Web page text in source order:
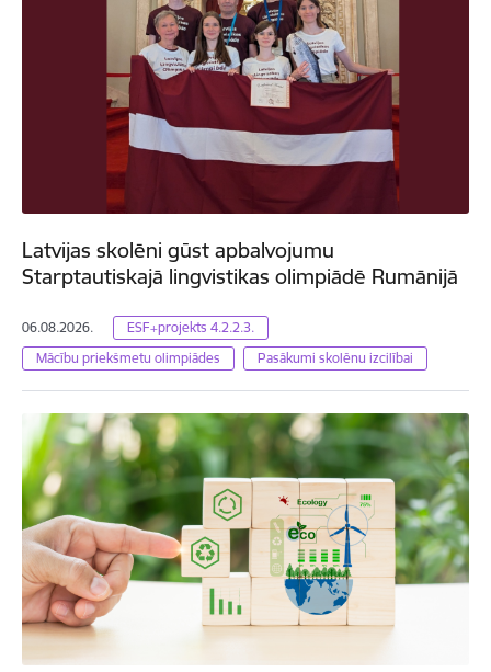
Latvijas skolēni gūst apbalvojumu
Starptautiskajā lingvistikas olimpiādē Rumānijā
06.08.2026.
ESF+projekts 4.2.2.3.
Mācību priekšmetu olimpiādes
Pasākumi skolēnu izcilībai